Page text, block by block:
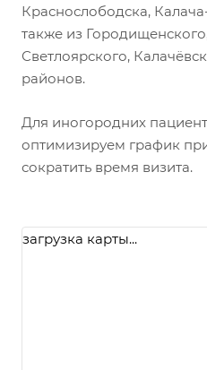
Краснослободска,
также из
Светлоярского,
районов.
Для иногородних
оптимизируем график
сократить время визита.
загрузка карты...